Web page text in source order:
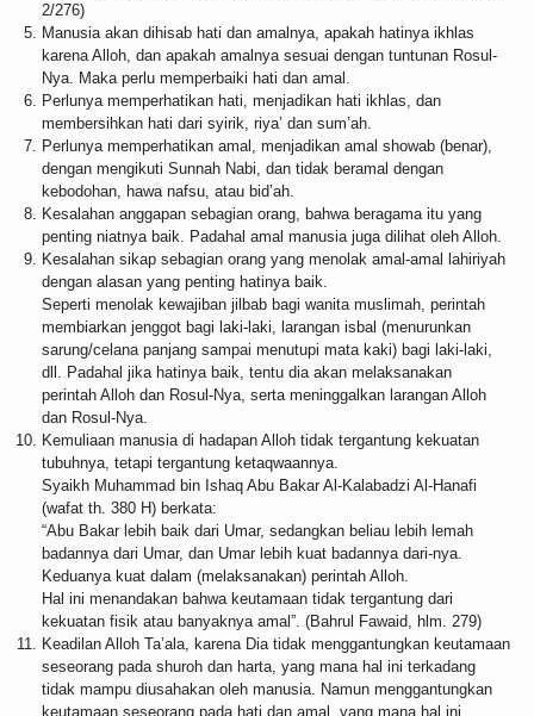
2/276)
Manusia akan dihisab hati dan amalnya, apakah hatinya ikhlas
karena Alloh, dan apakah amalnya sesuai dengan tuntunan Rosul-
Nya. Maka perlu memperbaiki hati dan amal.
Perlunya memperhatikan hati, menjadikan hati ikhlas, dan
membersihkan hati dari syirik, riya’ dan sum’ah.
Perlunya memperhatikan amal, menjadikan amal showab (benar),
dengan mengikuti Sunnah Nabi, dan tidak beramal dengan
kebodohan, hawa nafsu, atau bid’ah.
Kesalahan anggapan sebagian orang, bahwa beragama itu yang
penting niatnya baik. Padahal amal manusia juga dilihat oleh Alloh.
Kesalahan sikap sebagian orang yang menolak amal-amal lahiriyah
dengan alasan yang penting hatinya baik.
Seperti menolak kewajiban jilbab bagi wanita muslimah, perintah
membiarkan jenggot bagi laki-laki, larangan isbal (menurunkan
sarung/celana panjang sampai menutupi mata kaki) bagi laki-laki,
dll. Padahal jika hatinya baik, tentu dia akan melaksanakan
perintah Alloh dan Rosul-Nya, serta meninggalkan larangan Alloh
dan Rosul-Nya.
Kemuliaan manusia di hadapan Alloh tidak tergantung kekuatan
tubuhnya, tetapi tergantung ketaqwaannya.
Syaikh Muhammad bin Ishaq Abu Bakar Al-Kalabadzi Al-Hanafi
(wafat th. 380 H) berkata:
“Abu Bakar lebih baik dari Umar, sedangkan beliau lebih lemah
badannya dari Umar, dan Umar lebih kuat badannya dari-nya.
Keduanya kuat dalam (melaksanakan) perintah Alloh.
Hal ini menandakan bahwa keutamaan tidak tergantung dari
kekuatan fisik atau banyaknya amal”. (Bahrul Fawaid, hlm. 279)
Keadilan Alloh Ta’ala, karena Dia tidak menggantungkan keutamaan
seseorang pada shuroh dan harta, yang mana hal ini terkadang
tidak mampu diusahakan oleh manusia. Namun menggantungkan
keutamaan seseorang pada hati dan amal, yang mana hal ini